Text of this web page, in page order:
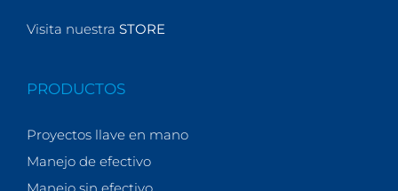
Visita nuestra STORE
PRODUCTOS
Proyectos llave en mano
Manejo de efectivo
Manejo sin efectivo